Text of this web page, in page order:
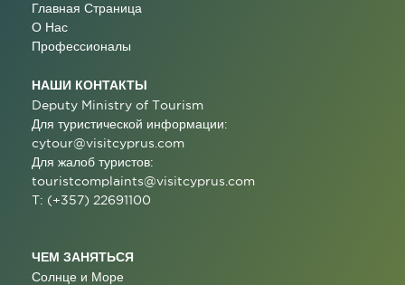
Главная Страница
О Нас
Профессионалы
НАШИ КОНТАКТЫ
Deputy Ministry of Tourism
Для туристической информации:
cytour@visitcyprus.com
Для жалоб туристов:
touristcomplaints@visitcyprus.com
T: (+357) 22691100
ЧЕМ ЗАНЯТЬСЯ
Солнце и Море